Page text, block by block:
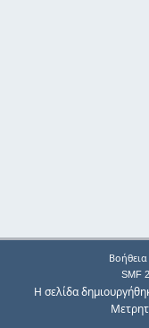
Βοήθεια
SMF
Η σελίδα